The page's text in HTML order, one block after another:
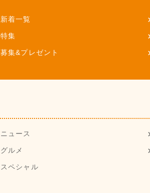
新着一覧
特集
募集&プレゼント
ニュース
グルメ
スペシャル